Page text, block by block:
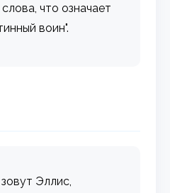
что означает
воин".
Эллис,